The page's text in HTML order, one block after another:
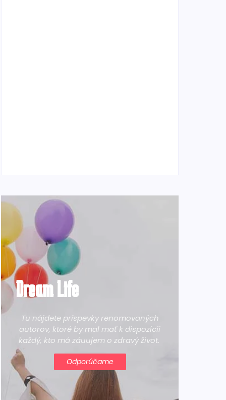
Dream Life
Tu nájdete príspevky renomovaných
autorov, ktoré by mal mať k dispozícii
každý, kto má záuujem o zdravý život.
Odporúčame